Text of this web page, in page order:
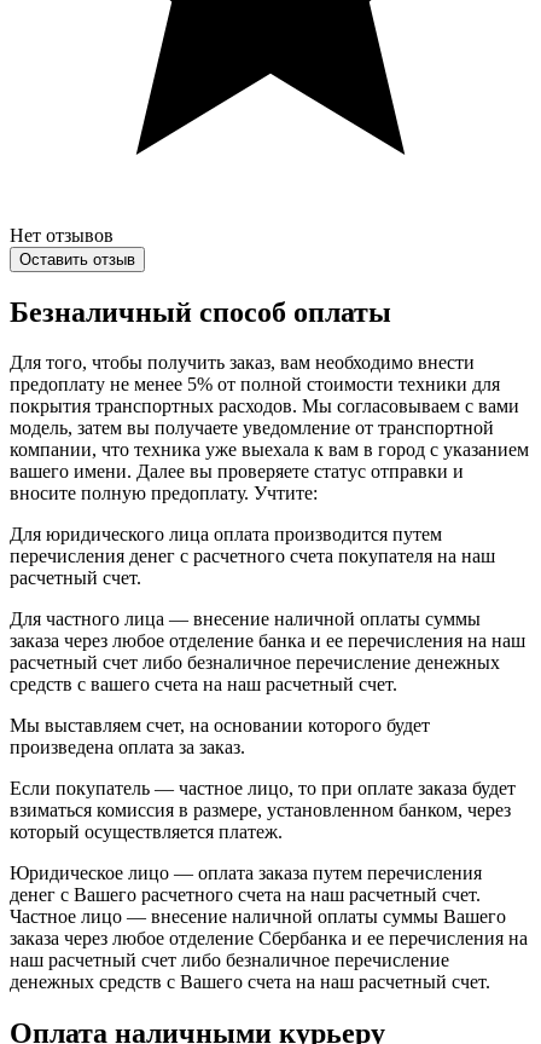
Нет отзывов
Оставить отзыв
Безналичный способ оплаты
Для того, чтобы получить заказ, вам необходимо внести
предоплату не менее 5% от полной стоимости техники для
покрытия транспортных расходов. Мы согласовываем с вами
модель, затем вы получаете уведомление от транспортной
компании, что техника уже выехала к вам в город с указанием
вашего имени. Далее вы проверяете статус отправки и
вносите полную предоплату. Учтите:
Для юридического лица оплата производится путем
перечисления денег с расчетного счета покупателя на наш
расчетный счет.
Для частного лица — внесение наличной оплаты суммы
заказа через любое отделение банка и ее перечисления на наш
расчетный счет либо безналичное перечисление денежных
средств с вашего счета на наш расчетный счет.
Мы выставляем счет, на основании которого будет
произведена оплата за заказ.
Если покупатель — частное лицо, то при оплате заказа будет
взиматься комиссия в размере, установленном банком, через
который осуществляется платеж.
Юридическое лицо — оплата заказа путем перечисления
денег с Вашего расчетного счета на наш расчетный счет.
Частное лицо — внесение наличной оплаты суммы Вашего
заказа через любое отделение Сбербанка и ее перечисления на
наш расчетный счет либо безналичное перечисление
денежных средств с Вашего счета на наш расчетный счет.
Оплата наличными курьеру